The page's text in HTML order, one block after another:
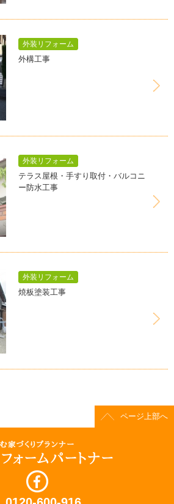
外装リフォーム
外構工事
外装リフォーム
テラス屋根・手すり取付・バルコニ
ー防水工事
外装リフォーム
焼板塗装工事
ページ上部へ